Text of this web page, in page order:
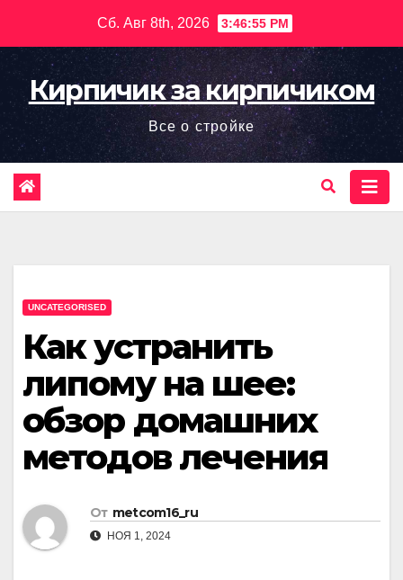
содержимому
Сб. Авг 8th, 2026 3:46:56 PM
Кирпичик за кирпичиком
Все о стройке
UNCATEGORISED
Как устранить
липому на шее:
обзор домашних
методов лечения
От metcom16_ru
НОЯ 1, 2024